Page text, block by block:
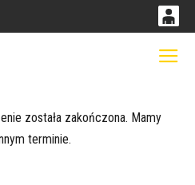
została zakończona. Mamy
terminie.